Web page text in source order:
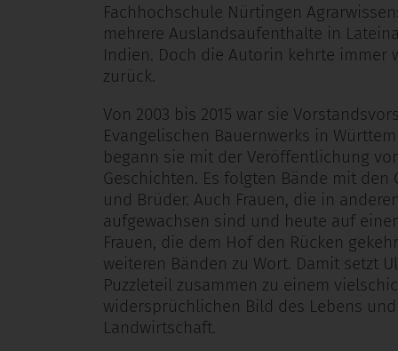
Fachhochschule Nürtingen
mehrere Auslandsaufenthalte in
Indien. Doch die Autorin kehrte immer
zurück.
Von 2003 bis 2015 war sie
Evangelischen Bauernwerks in
begann sie mit der Veröffentlichung
Geschichten. Es folgten Bände mit
und Brüder. Auch Frauen, die in
aufgewachsen sind und heute auf
Frauen, die dem Hof den Rücken
weiteren Bänden zu Wort. Damit setzt
Puzzleteil zusammen zu einem
widersprüchlichen Bild des Lebens
Landwirtschaft.